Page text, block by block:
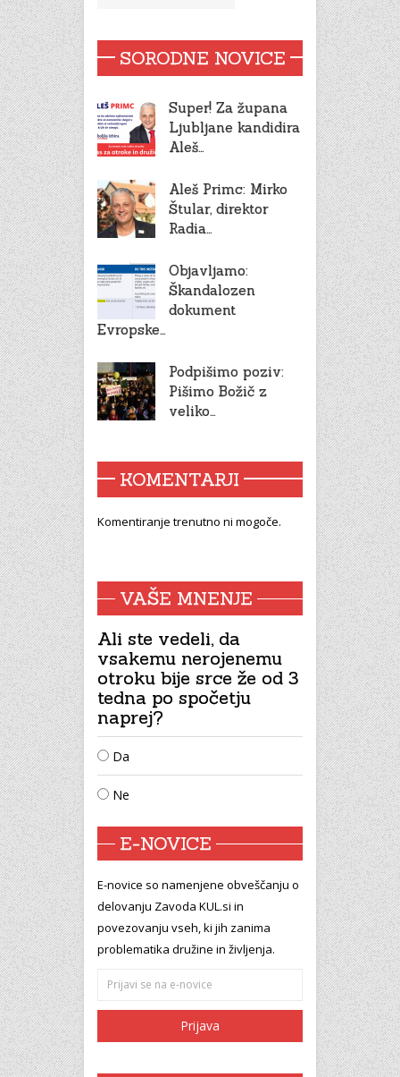
SORODNE NOVICE
Super! Za župana
Ljubljane kandidira
Aleš…
Aleš Primc: Mirko
Štular, direktor
Radia…
Objavljamo:
Škandalozen
dokument
Evropske…
Podpišimo poziv:
Pišimo Božič z
veliko…
KOMENTARJI
Komentiranje trenutno ni mogoče.
VAŠE MNENJE
Ali ste vedeli, da
vsakemu nerojenemu
otroku bije srce že od 3
tedna po spočetju
naprej?
Da
Ne
E-NOVICE
E-novice so namenjene obveščanju o
delovanju Zavoda KUL.si in
povezovanju vseh, ki jih zanima
problematika družine in življenja.